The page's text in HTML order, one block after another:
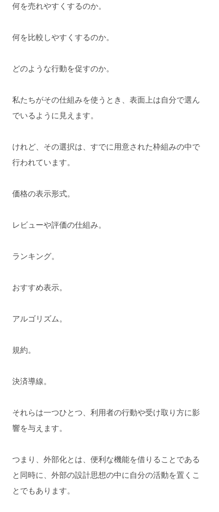
何を売れやすくするのか。
何を比較しやすくするのか。
どのような行動を促すのか。
私たちがその仕組みを使うとき、表面上は自分で選ん
でいるように見えます。
けれど、その選択は、すでに用意された枠組みの中で
行われています。
価格の表示形式。
レビューや評価の仕組み。
ランキング。
おすすめ表示。
アルゴリズム。
規約。
決済導線。
それらは一つひとつ、利用者の行動や受け取り方に影
響を与えます。
つまり、外部化とは、便利な機能を借りることである
と同時に、外部の設計思想の中に自分の活動を置くこ
とでもあります。